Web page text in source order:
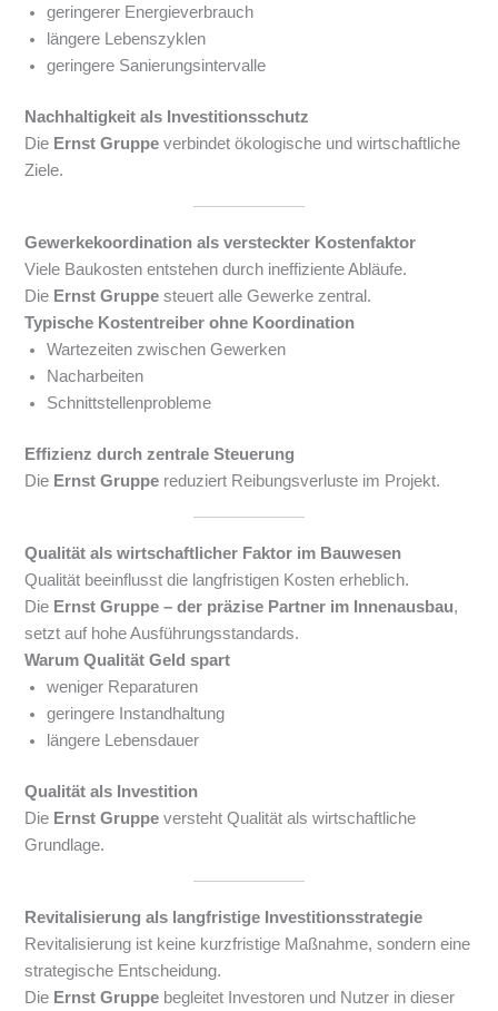
geringerer Energieverbrauch
längere Lebenszyklen
geringere Sanierungsintervalle
Nachhaltigkeit als Investitionsschutz
Die Ernst Gruppe verbindet ökologische und wirtschaftliche
Ziele.
Gewerkekoordination als versteckter Kostenfaktor
Viele Baukosten entstehen durch ineffiziente Abläufe.
Die Ernst Gruppe steuert alle Gewerke zentral.
Typische Kostentreiber ohne Koordination
Wartezeiten zwischen Gewerken
Nacharbeiten
Schnittstellenprobleme
Effizienz durch zentrale Steuerung
Die Ernst Gruppe reduziert Reibungsverluste im Projekt.
Qualität als wirtschaftlicher Faktor im Bauwesen
Qualität beeinflusst die langfristigen Kosten erheblich.
Die Ernst Gruppe – der präzise Partner im Innenausbau,
setzt auf hohe Ausführungsstandards.
Warum Qualität Geld spart
weniger Reparaturen
geringere Instandhaltung
längere Lebensdauer
Qualität als Investition
Die Ernst Gruppe versteht Qualität als wirtschaftliche
Grundlage.
Revitalisierung als langfristige Investitionsstrategie
Revitalisierung ist keine kurzfristige Maßnahme, sondern eine
strategische Entscheidung.
Die Ernst Gruppe begleitet Investoren und Nutzer in dieser